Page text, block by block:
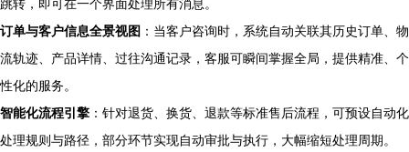
跳转，即可在一个界面处理所有消息。
订单与客户信息全景视图 ：当客户咨询时，系统自动关联其历史订单、物
流轨迹、产品详情、过往沟通记录，客服可瞬间掌握全局，提供精准、个
性化的服务。
智能化流程引擎 ：针对退货、换货、退款等标准售后流程，可预设自动化
处理规则与路径，部分环节实现自动审批与执行，大幅缩短处理周期。